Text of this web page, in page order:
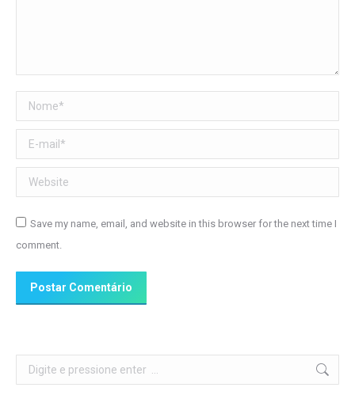
Nome *
E-mail *
Website
Save my name, email, and website in this browser for the next time I
comment.
Postar Comentário
Search: